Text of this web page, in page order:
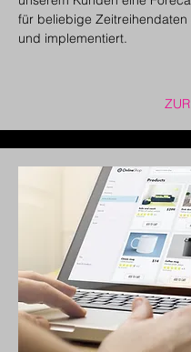
für beliebige Zeitreihendaten
und implementiert.